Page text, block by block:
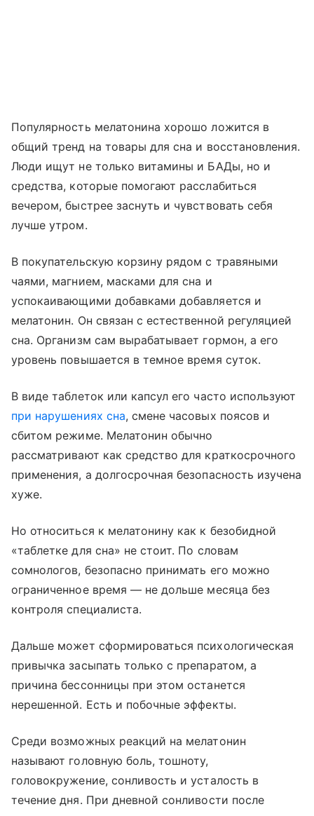
Популярность мелатонина хорошо ложится в
общий тренд на товары для сна и восстановления.
Люди ищут не только витамины и БАДы, но и
средства, которые помогают расслабиться
вечером, быстрее заснуть и чувствовать себя
лучше утром.
В покупательскую корзину рядом с травяными
чаями, магнием, масками для сна и
успокаивающими добавками добавляется и
мелатонин. Он связан с естественной регуляцией
сна. Организм сам вырабатывает гормон, а его
уровень повышается в темное время суток.
В виде таблеток или капсул его часто используют
при нарушениях сна, смене часовых поясов и
сбитом режиме. Мелатонин обычно
рассматривают как средство для краткосрочного
применения, а долгосрочная безопасность изучена
хуже.
Но относиться к мелатонину как к безобидной
«таблетке для сна» не стоит. По словам
сомнологов, безопасно принимать его можно
ограниченное время — не дольше месяца без
контроля специалиста.
Дальше может сформироваться психологическая
привычка засыпать только с препаратом, а
причина бессонницы при этом останется
нерешенной. Есть и побочные эффекты.
Среди возможных реакций на мелатонин
называют головную боль, тошноту,
головокружение, сонливость и усталость в
течение дня. При дневной сонливости после